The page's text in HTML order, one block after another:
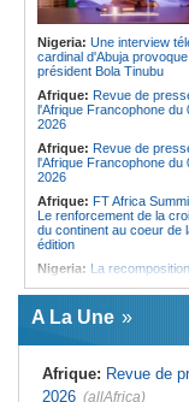
Congo-Brazzaville:
- Ollombo réceptionne
référence
Congo-Brazzaville:
les épidémies - Les
maison de retraite
formation
Nigeria: Une interview
cardinal d'Abuja
président Bola Tinubu
Afrique: Revue de
l'Afrique Francophone du
2026
Afrique: Revue de
l'Afrique Francophone du
2026
Afrique: FT Africa
Le renforcement de la
du continent au coeur de
édition
Nigeria: La
durcissement électoral
Afrique de l'Ouest:
pour le secteur agricole
Afrique de l'Ouest:
armes légères - L'ONU
A La Une
Afrique: Revue de
2026 (allAfrica)